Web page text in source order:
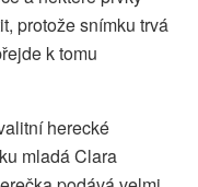
protože snímku trvá
k tomu
herecké
mladá Clara